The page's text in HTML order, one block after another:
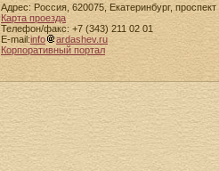
Адрес: Россия, 620075, Екатеринбург,
Карта проезда
Телефон/факс: +7 (343) 211 02 01
E-mail:info
ardashev.ru
Корпоративный портал